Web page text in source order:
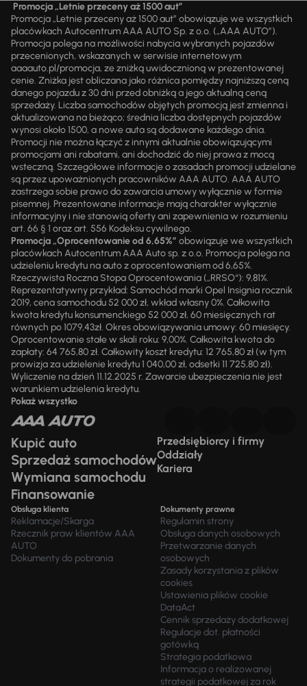
Promocja „Letnie przeceny aż 1500 aut”
Promocja „Letnie przeceny aż 1500 aut” obowiązuje we wszystkich
placówkach Autocentrum AAA AUTO Sp. z o.o. („AAA AUTO”).
Promocja polega na możliwości nabycia wybranych pojazdów
przecenionych, wskazanych w serwisie internetowym
aaaauto.pl/promocja, ze zniżką uwidocznioną w prezentowanej
cenie. Zniżka jest obliczana jako różnica pomiędzy najniższą ceną
danego pojazdu z 30 dni przed obniżką a jego aktualną ceną
sprzedaży. Liczba samochodów objętych promocją jest zmienna i
aktualizowana na bieżąco; średnia liczba dostępnych pojazdów
wynosi około 1500, a nowe auta są dodawane każdego dnia.
Promocji nie można łączyć z innymi aktualnie obowiązującymi
promocjami ani rabatami, ani dochodzić do niej prawa z mocą
wsteczną. Szczegółowe informacje o zasadach promocji udzielane
są przez upoważnionych pracowników AAA AUTO. AAA AUTO
zastrzega sobie prawo do zawarcia umowy wyłącznie w formie
pisemnej. Prezentowane informacje mają charakter wyłącznie
informacyjny i nie stanowią oferty ani zapewnienia w rozumieniu
art. 66 § 1 oraz art. 556 Kodeksu cywilnego.
Promocja „Oprocentowanie od 6,65%” obowiązuje we wszystkich
placówkach Autocentrum AAA Auto sp. z o.o. Promocja polega na
udzieleniu kredytu na auto z oprocentowaniem od 6,65%.
Rzeczywista Roczna Stopa Oprocentowania („RRSO“): 9,81%.
Reprezentatywny przykład: Samochód marki Opel Insignia rocznik
2019, cena samochodu 52 000 zł, wkład własny 0%. Całkowita
kwota kredytu konsumenckiego 52 000 zł, 60 miesięcznych rat
równych po 1079,43zł. Okres obowiązywania umowy: 60 miesięcy.
Oprocentowanie stałe w skali roku: 9,00%. Całkowita kwota do
zapłaty: 64 765,80 zł. Całkowity koszt kredytu: 12 765,80 zł (w tym
prowizja za udzielenie kredytu 1 040,00 zł, odsetki 11 725,80 zł).
Wyliczenie na dzień 11.12.2025 r. Zawarcie ubezpieczenia nie jest
warunkiem udzielenia kredytu.
Pokaż wszystko
Kupić auto
Sprzedaż samochodów
Wymiana samochodu
Finansowanie
Przedsiębiorcy i firmy
Oddziały
Kariera
Obsługa klienta
Reklamacje/Skarga
Rzecznik praw klientów AAA
AUTO
Dokumenty do pobrania
Dokumenty prawne
Regulamin strony
Obsługa danych osobowych
Przetwarzanie danych
osobowych
Zasady korzystania z plików
cookies
Ustawienia plików cookie
DataAct
Cennik sprzedaży dodatkowej
Regulacje dot. płatności
gotówką
Strategia podatkowa
Informacja o realizowanej
strategii podatkowej za rok